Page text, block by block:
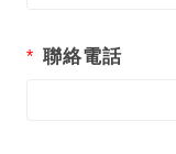
聯絡電話